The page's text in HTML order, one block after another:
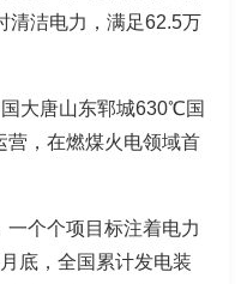
清洁电力，满足62.5万
大唐山东郓城630℃国
营，在燃煤火电领域首
一个个项目标注着电力
底，全国累计发电装